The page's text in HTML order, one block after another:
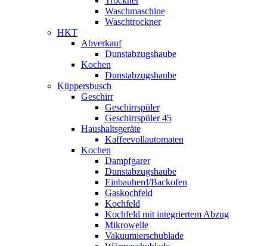
Waschmaschine
Waschtrockner
HKT
Abverkauf
Dunstabzugshaube
Kochen
Dunstabzugshaube
Küppersbusch
Geschirr
Geschirrspüler
Geschirrspüler 45
Haushaltsgeräte
Kaffeevollautomaten
Kochen
Dampfgarer
Dunstabzugshaube
Einbauherd/Backofen
Gaskochfeld
Kochfeld
Kochfeld mit integriertem Abzug
Mikrowelle
Vakuumierschublade